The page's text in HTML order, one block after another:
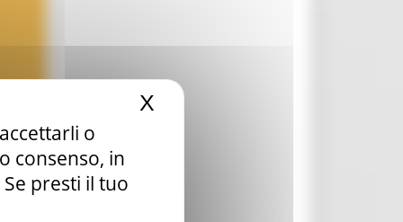
o
consenso, in
presti il tuo
X